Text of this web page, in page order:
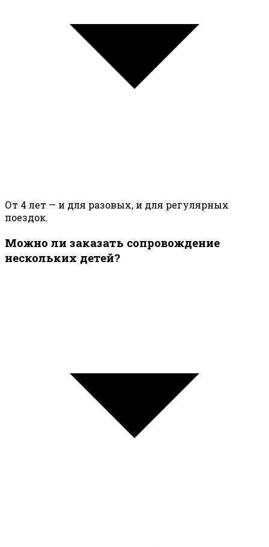
От 4 лет — и для разовых, и для регулярных
поездок.
Можно ли заказать сопровождение
нескольких детей?